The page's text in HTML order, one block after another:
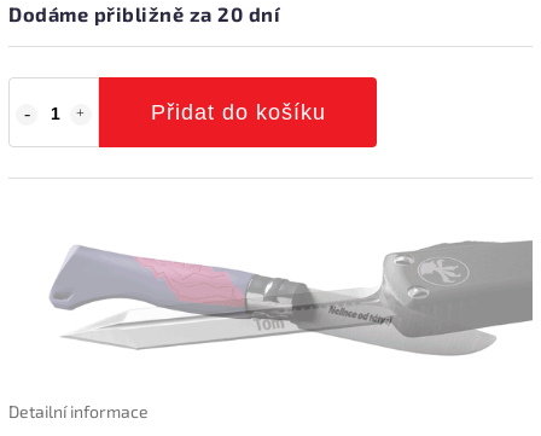
Dodáme přibližně za 20 dní
Přidat do košíku
Detailní informace